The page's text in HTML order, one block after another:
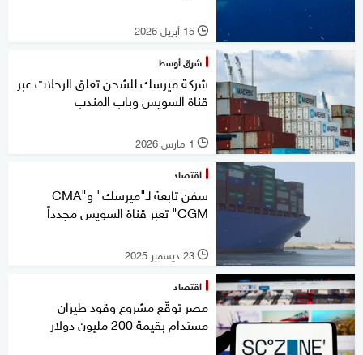
l 15 أبريل 2026
شرق أوسط
شركة ميرسك للشحن تعلق الرحلات عبر
قناة السويس وباب المندب
l 1 مارس 2026
اقتصاد
سفن تابعة لـ"ميرسك" و"CMA
CGM" تعبر قناة السويس مجدداً
l 23 ديسمبر 2025
اقتصاد
مصر توقّع مشروع وقود طيران
مستدام بقيمة 200 مليون دولار